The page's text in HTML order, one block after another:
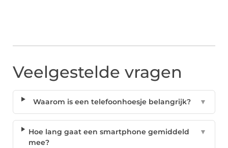
Veelgestelde vragen
Waarom is een telefoonhoesje belangrijk? ▼
Hoe lang gaat een smartphone gemiddeld
mee?
▼